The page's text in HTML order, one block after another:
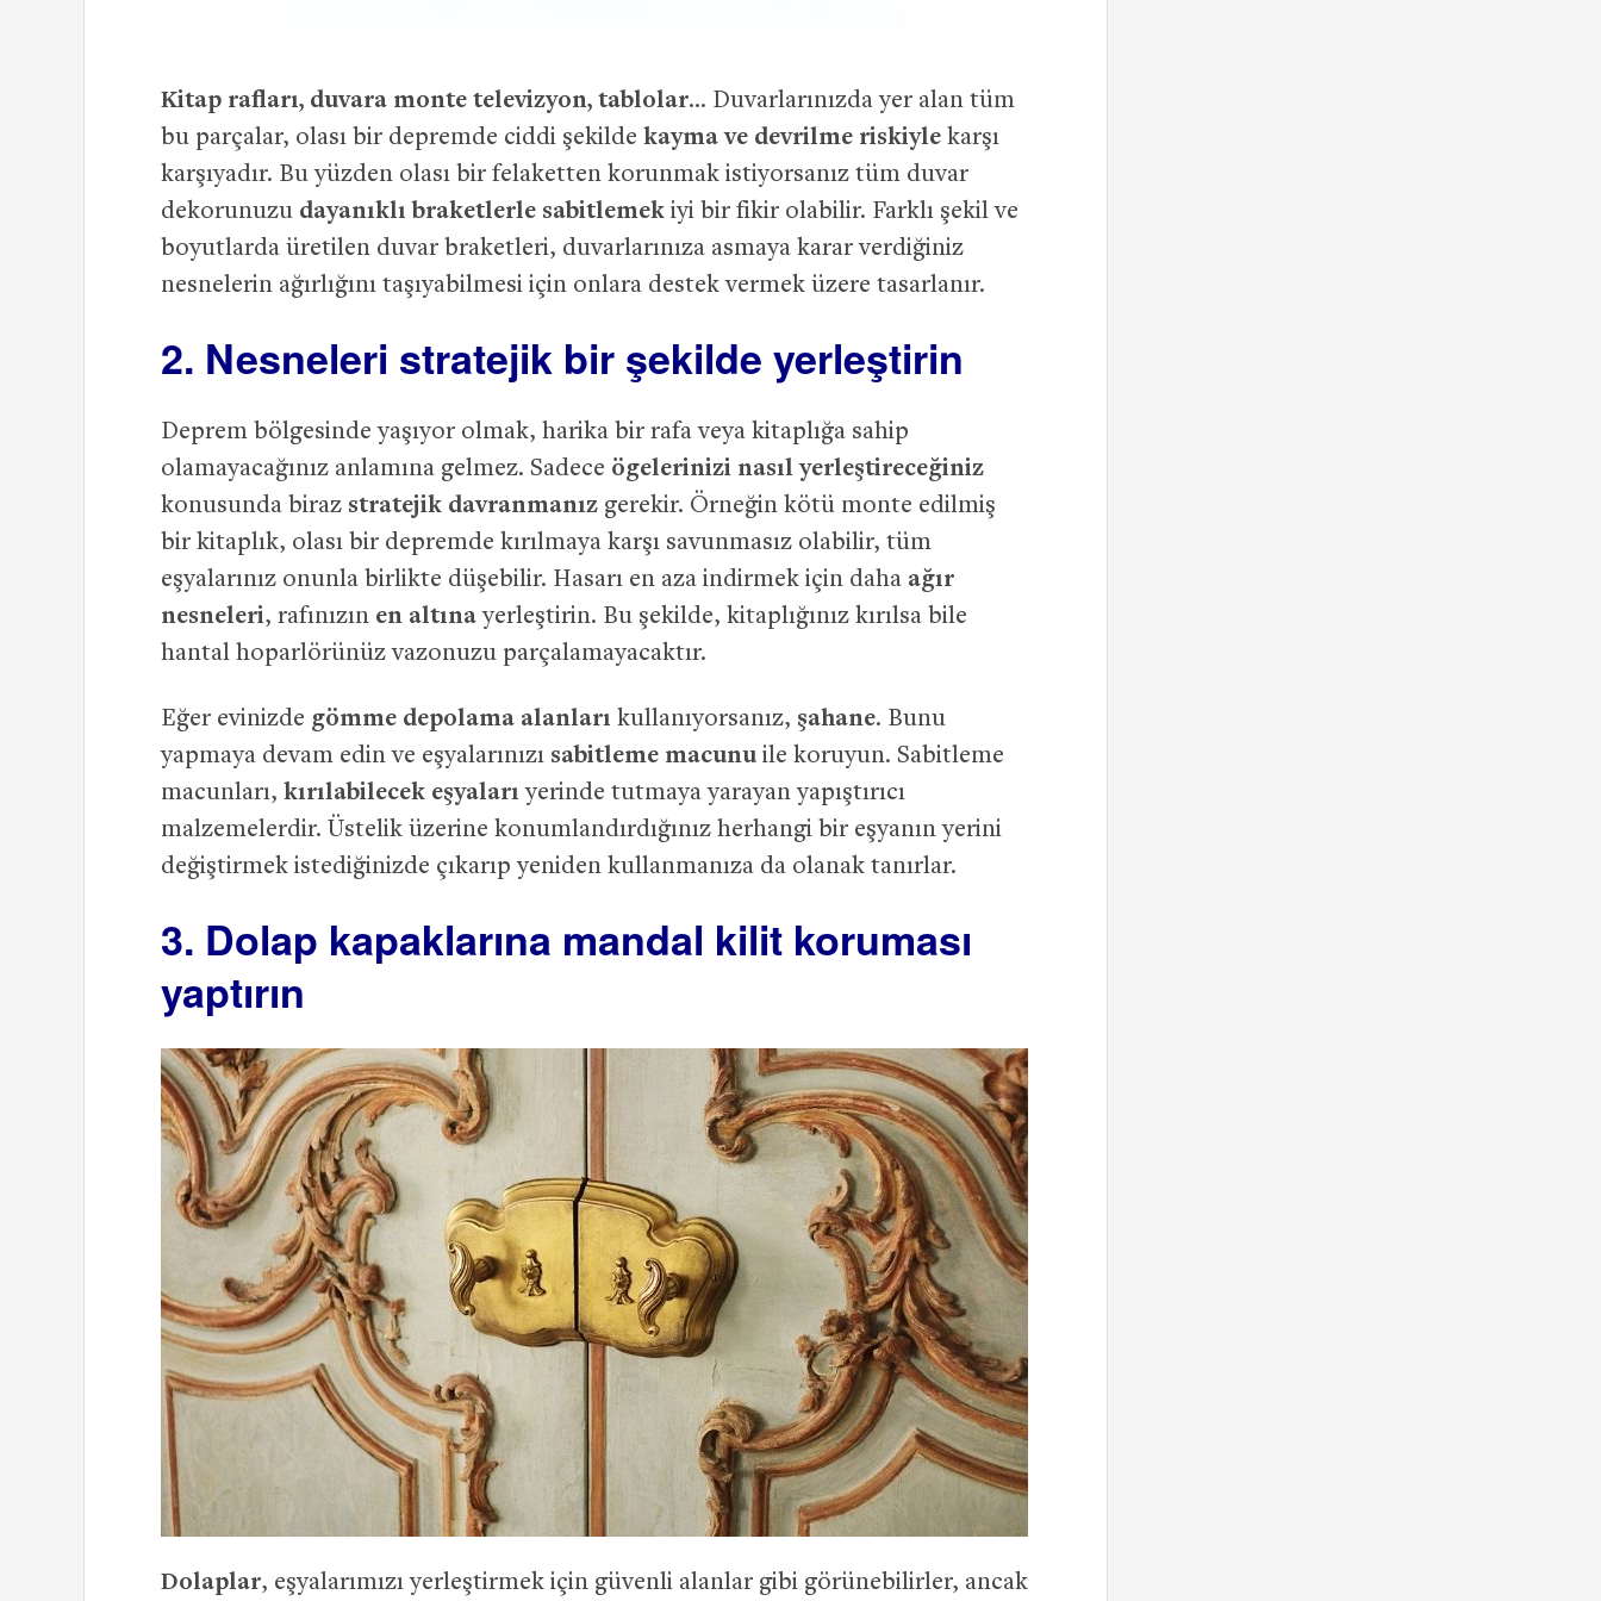
Kitap rafları, duvara monte televizyon, tablolar… Duvarlarınızda yer alan tüm
bu parçalar, olası bir depremde ciddi şekilde kayma ve devrilme riskiyle karşı
karşıyadır. Bu yüzden olası bir felaketten korunmak istiyorsanız tüm duvar
dekorunuzu dayanıklı braketlerle sabitlemek iyi bir fikir olabilir. Farklı şekil ve
boyutlarda üretilen duvar braketleri, duvarlarınıza asmaya karar verdiğiniz
nesnelerin ağırlığını taşıyabilmesi için onlara destek vermek üzere tasarlanır.
2. Nesneleri stratejik bir şekilde yerleştirin
Deprem bölgesinde yaşıyor olmak, harika bir rafa veya kitaplığa sahip
olamayacağınız anlamına gelmez. Sadece ögelerinizi nasıl yerleştireceğiniz
konusunda biraz stratejik davranmanız gerekir. Örneğin kötü monte edilmiş
bir kitaplık, olası bir depremde kırılmaya karşı savunmasız olabilir, tüm
eşyalarınız onunla birlikte düşebilir. Hasarı en aza indirmek için daha ağır
nesneleri, rafınızın en altınayerleştirin. Bu şekilde, kitaplığınız kırılsa bile
hantal hoparlörünüz vazonuzu parçalamayacaktır.
Eğer evinizde gömme depolama alanları kullanıyorsanız, şahane. Bunu
yapmaya devam edin ve eşyalarınızı sabitleme macunu ile koruyun. Sabitleme
macunları, kırılabilecek eşyaları yerinde tutmaya yarayan yapıştırıcı
malzemelerdir. Üstelik üzerine konumlandırdığınız herhangi bir eşyanın yerini
değiştirmek istediğinizde çıkarıp yeniden kullanmanıza da olanak tanırlar.
3. Dolap kapaklarına mandal kilit koruması
yaptırın
Dolaplar, eşyalarımızı yerleştirmek için güvenli alanlar gibi görünebilirler, ancak